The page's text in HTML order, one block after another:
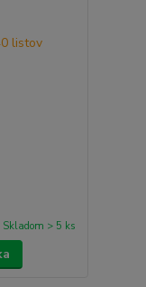
Skladom > 5 ks